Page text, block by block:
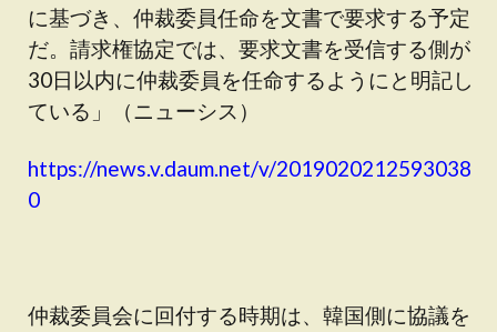
に基づき、仲裁委員任命を文書で要求する予定
だ。請求権協定では、要求文書を受信する側が
30日以内に仲裁委員を任命するようにと明記し
ている」（ニューシス）
https://news.v.daum.net/v/2019020212593038
0
仲裁委員会に回付する時期は、韓国側に協議を